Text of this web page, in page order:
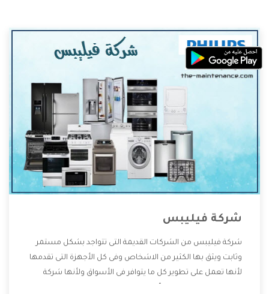
شركة فيليبس
شركة فيليبس من الشركات القديمة التى تتواجد بشكل مستمر
وثابت ويثق بها الكثير من الاشخاص وفى كل الأجهزة التى تقدمها
لأنها تعمل على تطوير كل ما يتوافر فى الأسواق ولأنها شركة